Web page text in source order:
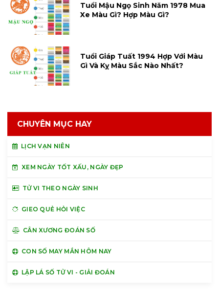
Tuổi Mậu Ngọ Sinh Năm 1978 Mua
Xe Màu Gì? Hợp Màu Gì?
Tuổi Giáp Tuất 1994 Hợp Với Màu
Gì Và Kỵ Màu Sắc Nào Nhất?
CHUYÊN MỤC HAY
LỊCH VẠN NIÊN
XEM NGÀY TỐT XẤU, NGÀY ĐẸP
TỬ VI THEO NGÀY SINH
GIEO QUẺ HỎI VIỆC
CÂN XƯƠNG ĐOÁN SỐ
CON SỐ MAY MẮN HÔM NAY
LẬP LÁ SỐ TỬ VI - GIẢI ĐOÁN